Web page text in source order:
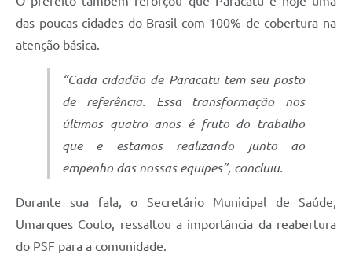
das poucas cidades do Brasil com 100% de cobertura na
atenção básica.
“Cada cidadão de Paracatu tem seu posto
de referência. Essa transformação nos
últimos quatro anos é fruto do trabalho
que e estamos realizando junto ao
empenho das nossas equipes”, concluiu.
Durante sua fala, o Secretário Municipal de Saúde,
Umarques Couto, ressaltou a importância da reabertura
do PSF para a comunidade.